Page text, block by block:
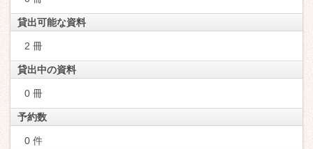
貸出可能な資料
2 冊
貸出中の資料
0 冊
予約数
0 件